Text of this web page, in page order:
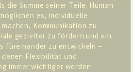
die Summe seiner Teile. Human
es, individuelle
Kommunikation zu
gezielter zu fördern und ein
füreinander zu entwickeln –
Flexibilität und
immer wichtiger werden.